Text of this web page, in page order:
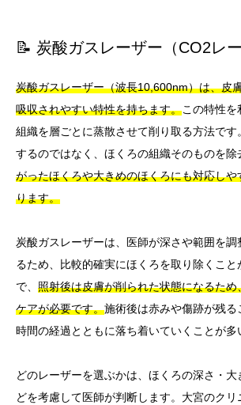
📝 炭酸ガスレーザー（CO2レー
炭酸ガスレーザー（波長10,600nm）は、皮
吸収されやすい特性を持ちます。この特性を
組織を層ごとに蒸散させて削り取る方法です
するのではなく、ほくろの組織そのものを除
がったほくろや大きめのほくろにも対応し
ります。
炭酸ガスレーザーは、医師が深さや範囲を調
るため、比較的確実にほくろを取り除くこ
で、 照射後は皮膚が削られた状態になるた
ケアが必要です。施術後は赤みや傷跡が残る
時間の経過とともに落ち着いていくことが多
どのレーザーを選ぶかは、ほくろの深さ・
どを考慮して医師が判断します。大宮のクリ